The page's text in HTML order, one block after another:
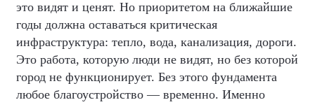
это видят и ценят. Но приоритетом на ближайшие
годы должна оставаться критическая
инфраструктура: тепло, вода, канализация, дороги.
Это работа, которую люди не видят, но без которой
город не функционирует. Без этого фундамента
любое благоустройство — временно. Именно